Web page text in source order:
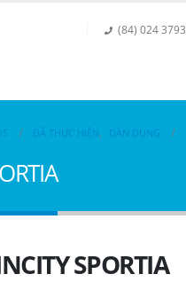
(84) 024
ĐÃ THỰC HIỆN,
DÂN DỤNG
SPORTIA